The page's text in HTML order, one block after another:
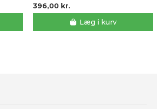
396,00 kr.
Læg i kurv